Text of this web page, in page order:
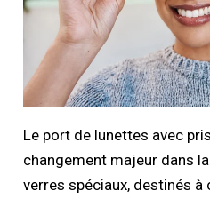
Le port de lunettes avec
changement majeur dans
verres spéciaux, destinés